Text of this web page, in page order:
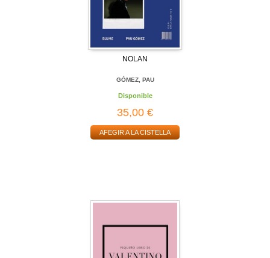
NOLAN
GÓMEZ, PAU
Disponible
35,00 €
AFEGIR A LA CISTELLA